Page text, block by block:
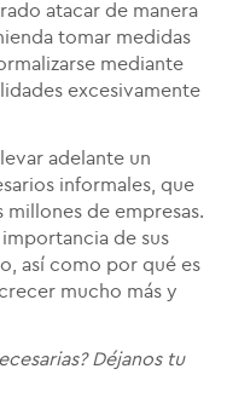
atacar de manera
tomar medidas
mediante
excesivamente
adelante un
informales, que
de empresas.
de sus
así como por qué es
mucho más y
Déjanos tu